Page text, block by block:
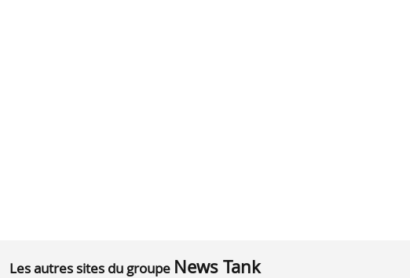
Les autres sites du groupe News Tank